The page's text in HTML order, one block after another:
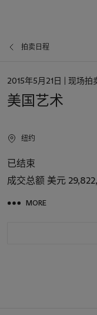
拍卖日程
日
2015年5月21日 | 现场拍
美国艺术
纽约
已结束
成交总额 美元
MORE